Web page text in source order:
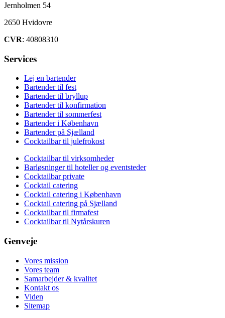
Jernholmen 54
2650 Hvidovre
CVR: 40808310
Services
Lej en bartender
Bartender til fest
Bartender til bryllup
Bartender til konfirmation
Bartender til sommerfest
Bartender i København
Bartender på Sjælland
Cocktailbar til julefrokost
Cocktailbar til virksomheder
Barløsninger til hoteller og eventsteder
Cocktailbar private
Cocktail catering
Cocktail catering i København
Cocktail catering på Sjælland
Cocktailbar til firmafest
Cocktailbar til Nytårskuren
Genveje
Vores mission
Vores team
Samarbejder & kvalitet
Kontakt os
Viden
Sitemap